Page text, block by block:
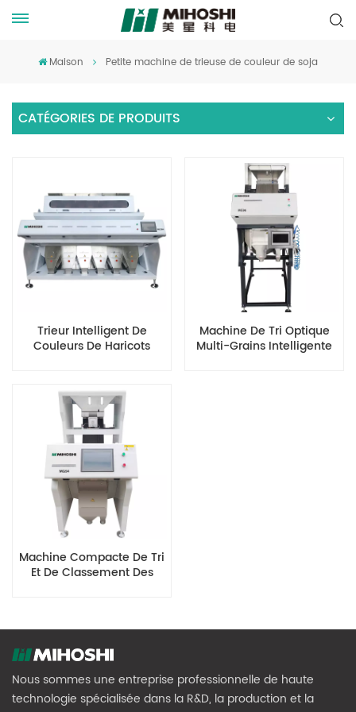
Maison Petite machine de trieuse de couleur de soja
CATÉGORIES DE PRODUITS
Trieur Intelligent De
Couleurs De Haricots
Machine De Tri Optique
Multi-Grains Intelligente
Machine Compacte De Tri
Et De Classement Des
Nous sommes une entreprise professionnelle de haute
technologie spécialisée dans la R&D, la production et la